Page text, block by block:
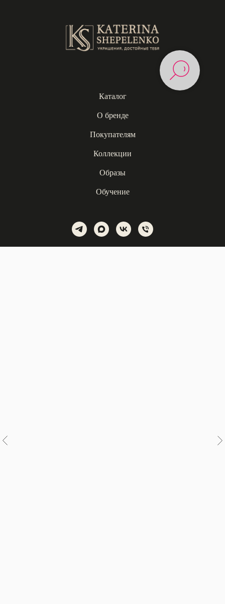
Каталог
О бренде
Покупателям
Коллекции
Образы
Обучение